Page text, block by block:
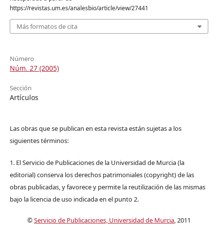
https://revistas.um.es/analesbio/article/view/27441
Más formatos de cita
Número
Núm. 27 (2005)
Sección
Artículos
Las obras que se publican en esta revista están sujetas a los
siguientes términos:
1. El Servicio de Publicaciones de la Universidad de Murcia (la
editorial) conserva los derechos patrimoniales (copyright) de las
obras publicadas, y favorece y permite la reutilización de las mismas
bajo la licencia de uso indicada en el punto 2.
©Servicio de Publicaciones, Universidad de Murcia, 2011